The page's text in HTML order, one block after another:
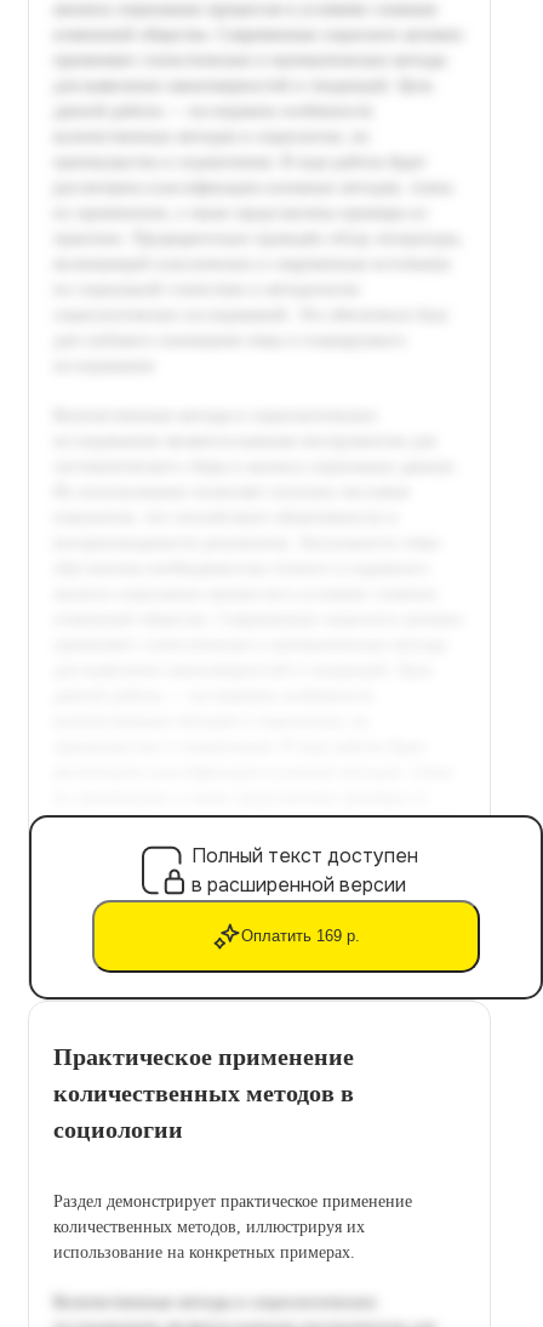
Полный текст доступен
в расширенной версии
Оплатить 169 р.
Практическое применение
количественных методов в
социологии
Раздел демонстрирует практическое применение
количественных методов, иллюстрируя их
использование на конкретных примерах.